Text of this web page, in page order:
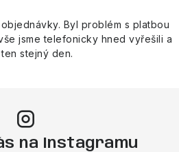
Byl problém s platbou
jsme telefonicky hned vyřešili a
stejný den.
na Instagramu